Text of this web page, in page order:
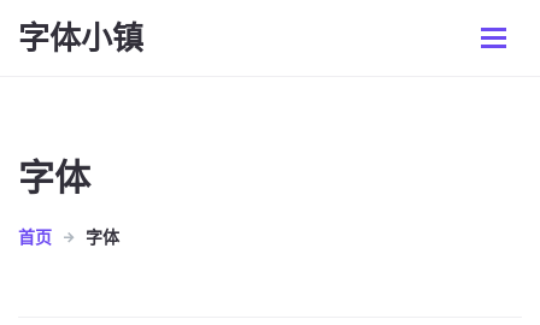
字体小镇
字体
首页 字体